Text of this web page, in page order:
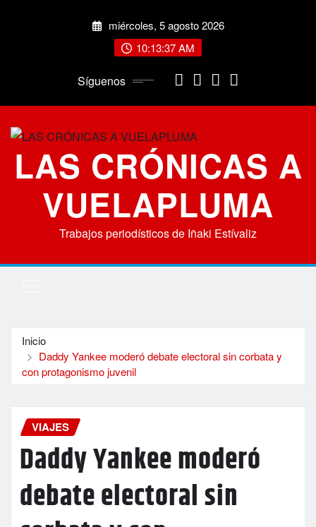
miércoles, 5 agosto 2026
10:13:37 AM
Síguenos
LAS CRÓNICAS A
VUELAPLUMA
Trabajos periodísticos de Iñaki Estívaliz
Inicio
Daddy Yankee moderó debate electoral sin corbata y
con protagonismo juvenil
VIAJES
Daddy Yankee moderó
debate electoral sin